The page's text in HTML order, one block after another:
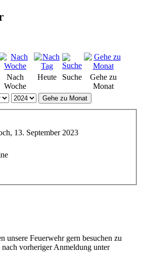
Nach
Woche
Heute Suche
Gehe zu
Monat
Gehe zu Monat
13. September 2023
unsere Feuerwehr gern besuchen zu
vorheriger Anmeldung unter